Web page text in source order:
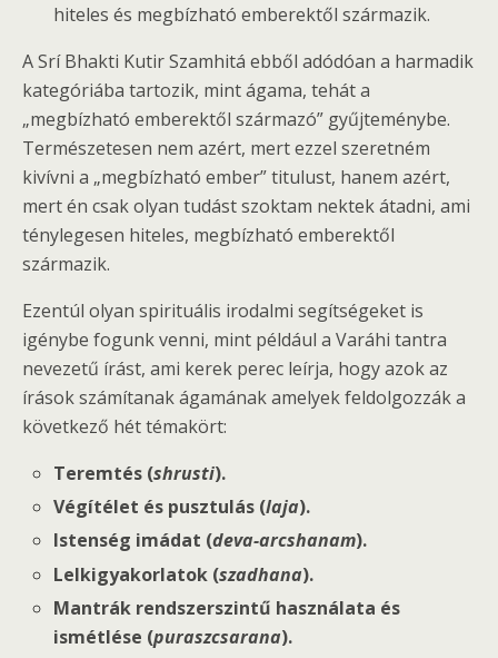
hiteles és megbízható emberektől származik.
A Srí Bhakti Kutir Szamhitá ebből adódóan a harmadik
kategóriába tartozik, mint ágama, tehát a
„megbízható emberektől származó” gyűjteménybe.
Természetesen nem azért, mert ezzel szeretném
kivívni a „megbízható ember” titulust, hanem azért,
mert én csak olyan tudást szoktam nektek átadni, ami
ténylegesen hiteles, megbízható emberektől
származik.
Ezentúl olyan spirituális irodalmi segítségeket is
igénybe fogunk venni, mint például a Varáhi tantra
nevezetű írást, ami kerek perec leírja, hogy azok az
írások számítanak ágamának amelyek feldolgozzák a
következő hét témakört:
Teremtés (shrusti).
Végítélet és pusztulás (laja).
Istenség imádat (deva-arcshanam).
Lelkigyakorlatok (szadhana).
Mantrák rendszerszintű használata és
ismétlése (puraszcsarana).